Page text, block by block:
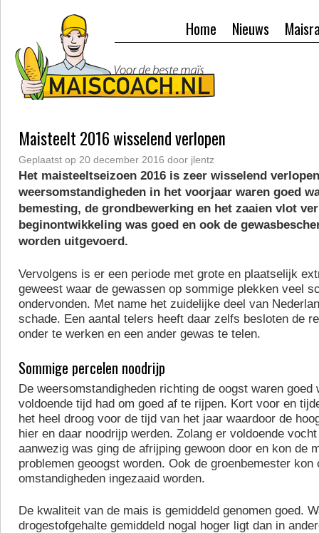
Nieuws
Home
Maisteelt 2016 wisselend verlopen
Geplaatst op 20 december 2016 door jlentz
Het maisteeltseizoen 2016 is zeer wisselend
weersomstandigheden in het voorjaar waren goed
bemesting, de grondbewerking en het zaaien vlot
beginontwikkeling was goed en ook de
worden uitgevoerd.
Vervolgens is er een periode met grote en plaatselijk
geweest waar de gewassen op sommige plekken veel
ondervonden. Met name het zuidelijke deel van
schade. Een aantal telers heeft daar zelfs besloten de
onder te werken en een ander gewas te telen.
Sommige percelen noodrijp
De weersomstandigheden richting de oogst waren goed
voldoende tijd had om goed af te rijpen. Kort voor en
het heel droog voor de tijd van het jaar waardoor de
hier en daar noodrijp werden. Zolang er voldoende
aanwezig was ging de afrijping gewoon door en kon de
problemen geoogst worden. Ook de groenbemester kon
omstandigheden ingezaaid worden.
De kwaliteit van de mais is gemiddeld genomen goed.
drogestofgehalte gemiddeld nogal hoger ligt dan in